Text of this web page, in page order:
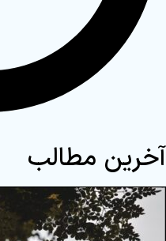
آخرین مطالب